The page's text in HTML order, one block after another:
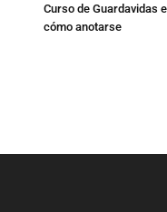
Curso de Guardavidas
cómo anotarse